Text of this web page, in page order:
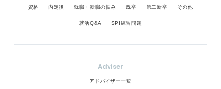
資格 内定後 就職・転職の悩み 既卒 第二新卒 その他
就活Q&A SPI練習問題
Adviser
アドバイザー一覧